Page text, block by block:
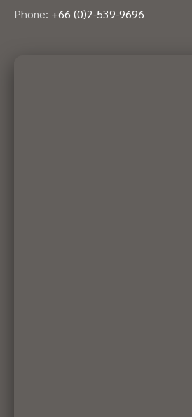
Phone: +66 (0)2-539-9696